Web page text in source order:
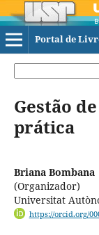
Portal de
Gestão
prática
Briana Bombana
(Organizador)
Universitat
https://orcid.org/